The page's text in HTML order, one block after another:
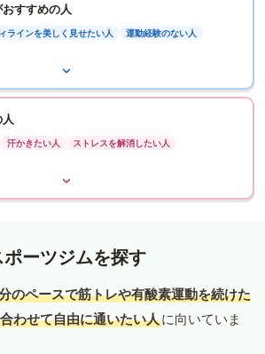
すすめの人
ラインを美しく見せたい人 運動経験のない人
汗かきたい人 ストレスを解消したい人
ーツジムを探す
のペースで筋トレや有酸素運動を続けた
わせて自由に通いたい人に向いていま